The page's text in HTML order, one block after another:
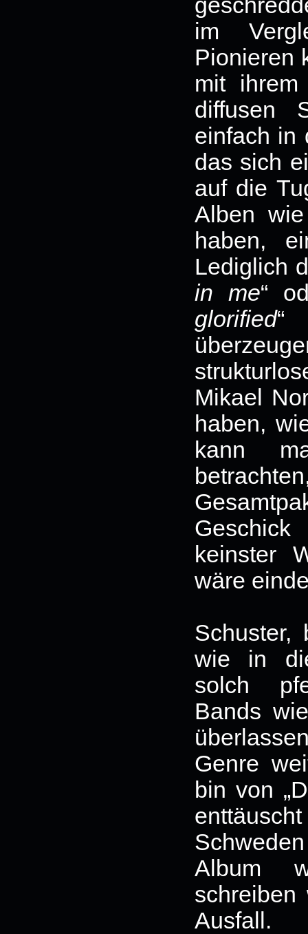
im
Pionieren
mit ihrem
diffusen
einfach in
das sich
auf die
Alben
haben,
Lediglich
in me“
glorified“
Mikael
haben,
kann
keinster
wäre
Schuster,
wie in
solch
Bands
Genre
bin von
Album
Ausfall.